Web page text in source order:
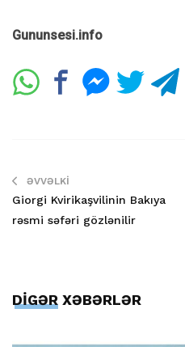
Gununsesi.info
ƏVVƏLKI
Giorgi Kvirikaşvilinin Bakıya
rəsmi səfəri gözlənilir
DİGƏR XƏBƏRLƏR